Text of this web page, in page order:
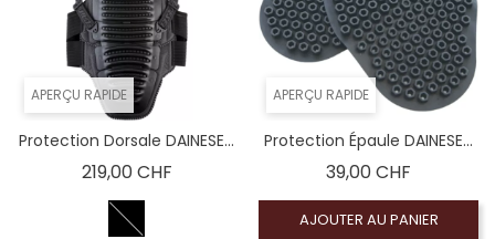
APERÇU RAPIDE
Protection Dorsale DAINESE...
219,00 CHFPrix
APERÇU RAPIDE
Protection Épaule DAINESE...
39,00 CHF
AJOUTER AU PANIER